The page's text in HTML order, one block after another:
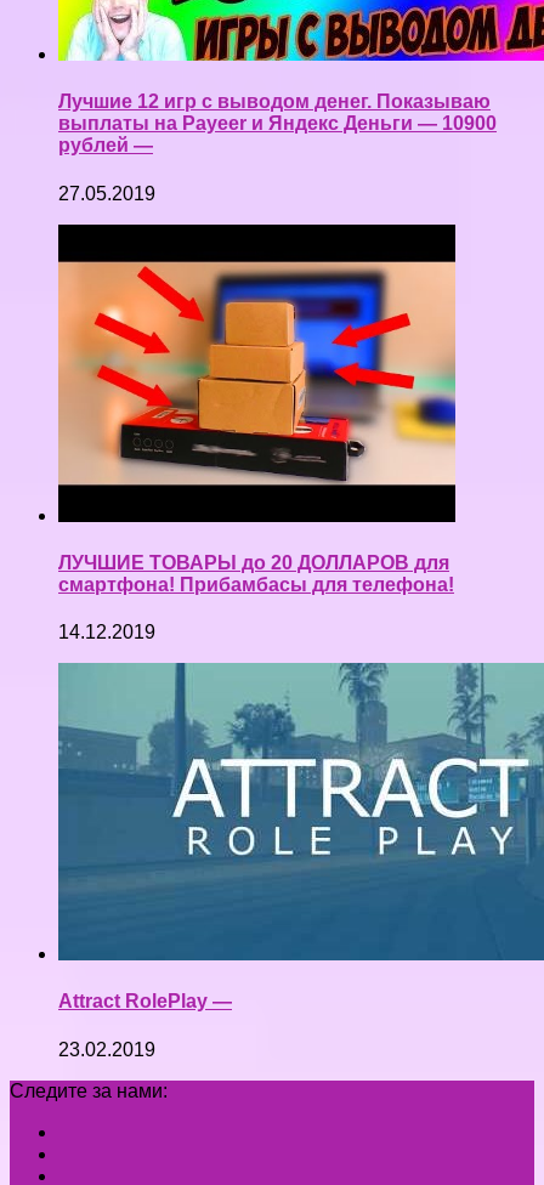
Лучшие 12 игр с выводом денег. Показываю
выплаты на Payeer и Яндекс Деньги — 10900
рублей —
27.05.2019
ЛУЧШИЕ ТОВАРЫ до 20 ДОЛЛАРОВ для
смартфона! Прибамбасы для телефона!
14.12.2019
Attract RolePlay —
23.02.2019
Следите за нами: